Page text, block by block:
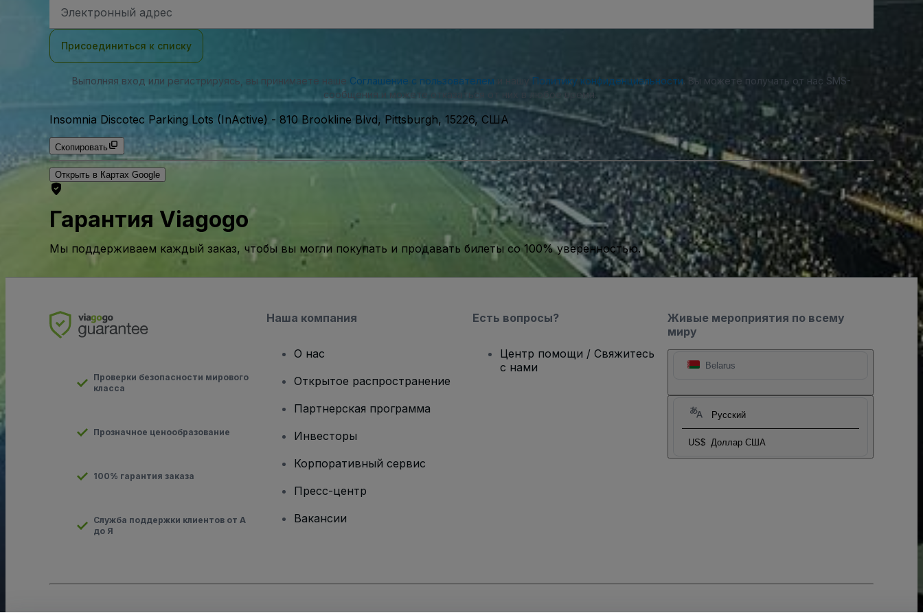
электронной
Присоединиться к списку
Выполняя вход или регистрируясь, вы принимаете наше Соглашение с пользователем Политику конфиденциальности. Вы можете получать от нас SMS-
сообщения и можете отказаться от них в любое время.
Insomnia Discotec Parking Lots (InActive) - 810 Brookline Blvd, Pittsburgh, 15226, США
Скопировать
Открыть в Картах Google
Гарантия Viagogo
Мы поддерживаем каждый заказ, чтобы вы могли покупать и продавать билеты со 100% уверенностью.
Живые мероприятия по всему
миру
Belarus
Русский
US$ Доллар США
Проверки безопасности мирового
класса
Прозначное ценообразование
100% гарантия заказа
Служба поддержки клиентов от А
до Я
Наша компания
О нас
Открытое распространение
Партнерская программа
Инвесторы
Корпоративный сервис
Пресс-центр
Вакансии
Есть вопросы?
Центр помощи / Свяжитесь
с нами